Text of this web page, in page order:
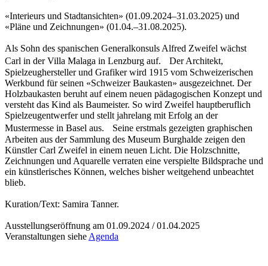
«Interieurs und Stadtansichten» (01.09.2024–31.03.2025) und
«Pläne und Zeichnungen» (01.04.–31.08.2025).
Als Sohn des spanischen Generalkonsuls Alfred Zweifel wächst
Carl in der Villa Malaga in Lenzburg auf. Der Architekt,
Spielzeughersteller und Grafiker wird 1915 vom Schweizerischen
Werkbund für seinen «Schweizer Baukasten» ausgezeichnet. Der
Holzbaukasten beruht auf einem neuen pädagogischen Konzept und
versteht das Kind als Baumeister. So wird Zweifel hauptberuflich
Spielzeugentwerfer und stellt jahrelang mit Erfolg an der
Mustermesse in Basel aus. Seine erstmals gezeigten graphischen
Arbeiten aus der Sammlung des Museum Burghalde zeigen den
Künstler Carl Zweifel in einem neuen Licht. Die Holzschnitte,
Zeichnungen und Aquarelle verraten eine verspielte Bildsprache und
ein künstlerisches Können, welches bisher weitgehend unbeachtet
blieb.
Kuration/Text: Samira Tanner.
Ausstellungseröffnung am 01.09.2024 / 01.04.2025
Veranstaltungen siehe Agenda